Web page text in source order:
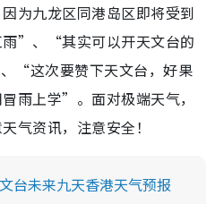
为九龙区同港岛区即将受到
雨”、“其实可以开天文台的
“这次要赞下天文台，好果
雨上学”。面对极端天气，
气资讯，注意安全！
台未来九天香港天气预报